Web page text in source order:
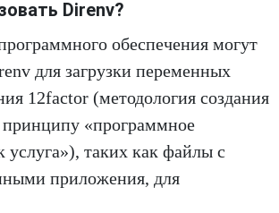
Direnv?
обеспечения могут
для загрузки переменных
12factor (методология создания
«программное
услуга»), таких как файлы с
приложения, для